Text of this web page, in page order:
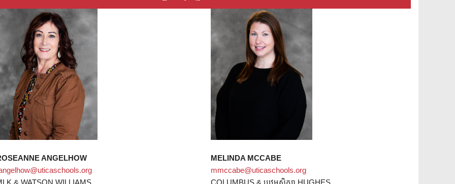
ANGELHOW
& WATSON WILLIAMS
MELINDA MCCABE
mmccabe@uticaschools.org
COLUMBUS & បឋមសិក្សា HUGHES